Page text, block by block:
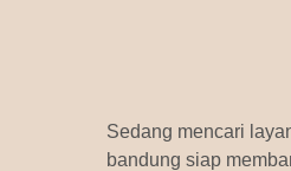
Sedang mencari
bandung siap